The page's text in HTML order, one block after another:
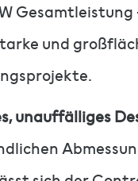
und
unauffälliges